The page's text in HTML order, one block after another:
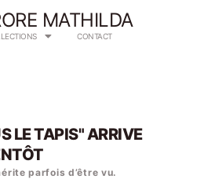
MATHILDA
CONTACT
LE TAPIS" ARRIVE
parfois d’être vu.